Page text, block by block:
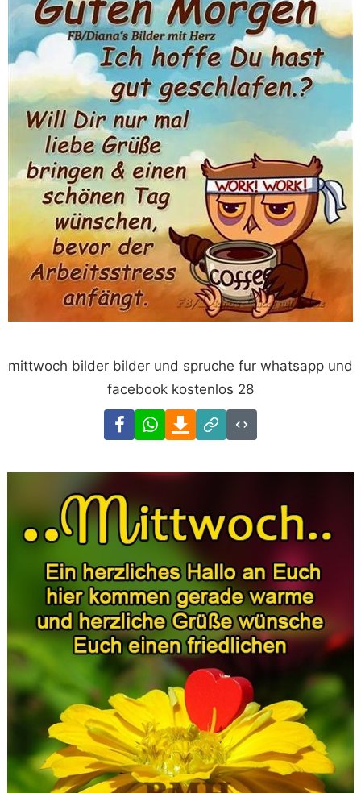
mittwoch bilder bilder und spruche fur whatsapp und
facebook kostenlos 28
FacebookWhatsAppDownload
Link
Code